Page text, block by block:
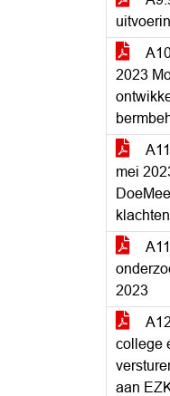
2023
mei
2023
college
aan